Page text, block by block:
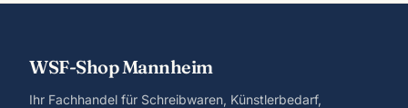
WSF-Shop Mannheim
Ihr Fachhandel für Schreibwaren, Künstlerbedarf,